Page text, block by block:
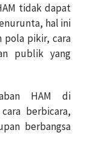
tidak dapat
hal ini
pola pikir, cara
publik yang
HAM di
berbicara,
berbangsa